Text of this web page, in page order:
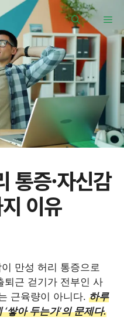
메
통증·자신감
이유
만성 허리 통증으로
퇴근 걷기가 전부인 사
근육량이 아니다. 하루
쌓아 두는가’의 문제다.